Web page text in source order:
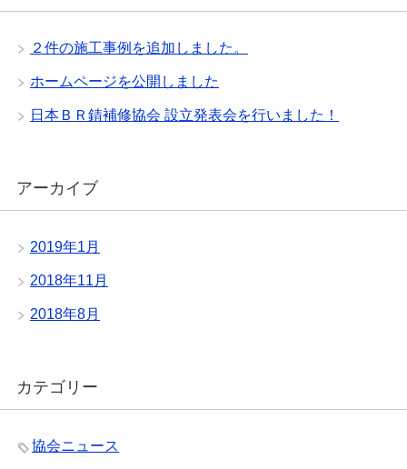
２件の施工事例を追加しました。
ホームページを公開しました
日本ＢＲ錆補修協会 設立発表会を行いました！
アーカイブ
2019年1月
2018年11月
2018年8月
カテゴリー
協会ニュース